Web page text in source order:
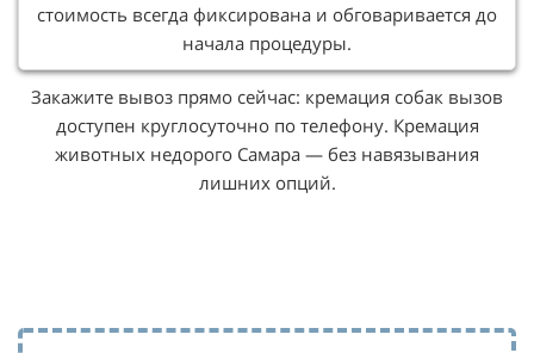
стоимость всегда фиксирована и обговаривается до
начала процедуры.
Закажите вывоз прямо сейчас: кремация собак вызов
доступен круглосуточно по телефону. Кремация
животных недорого Самара — без навязывания
лишних опций.